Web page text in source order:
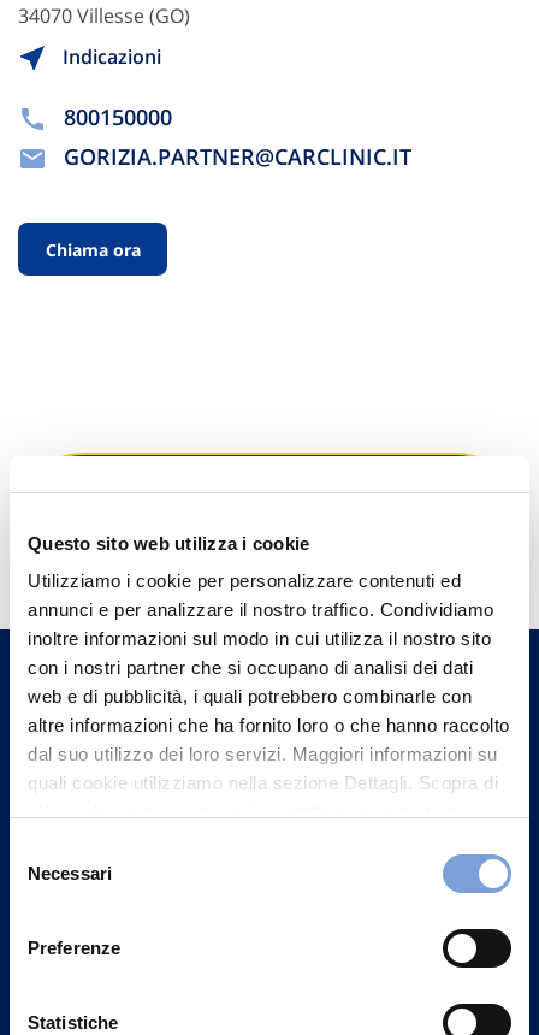
Questo sito web utilizza i cookie
Utilizziamo i cookie per personalizzare contenuti ed
annunci e per analizzare il nostro traffico. Condividiamo
inoltre informazioni sul modo in cui utilizza il nostro sito
con i nostri partner che si occupano di analisi dei dati
web e di pubblicità, i quali potrebbero combinarle con
altre informazioni che ha fornito loro o che hanno raccolto
dal suo utilizzo dei loro servizi. Maggiori informazioni su
quali cookie utilizziamo nella sezione Dettagli. Scopra di
può trovare nel footer del sito nella sezione "Informativa
delNecessari
Preferenze
Statistiche
34070 Villesse (GO)
Indicazioni
800150000
GORIZIA.PARTNER@CARCLINIC.IT
Chiama ora
Hai bisogno di
informazioni?
Trova l'Agenzia più vicina a te e parla con
un nostro Agente.
Contattaci